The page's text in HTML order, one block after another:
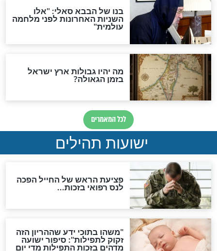
לכל המאמרים
להמתקת הדינים וביטול
גזרות
סגולת ע"ב שמות הקודש
תפילה סגולית להמתקת